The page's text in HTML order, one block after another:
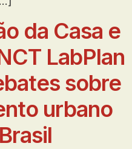
da Casa e
LabPlan
sobre
urbano